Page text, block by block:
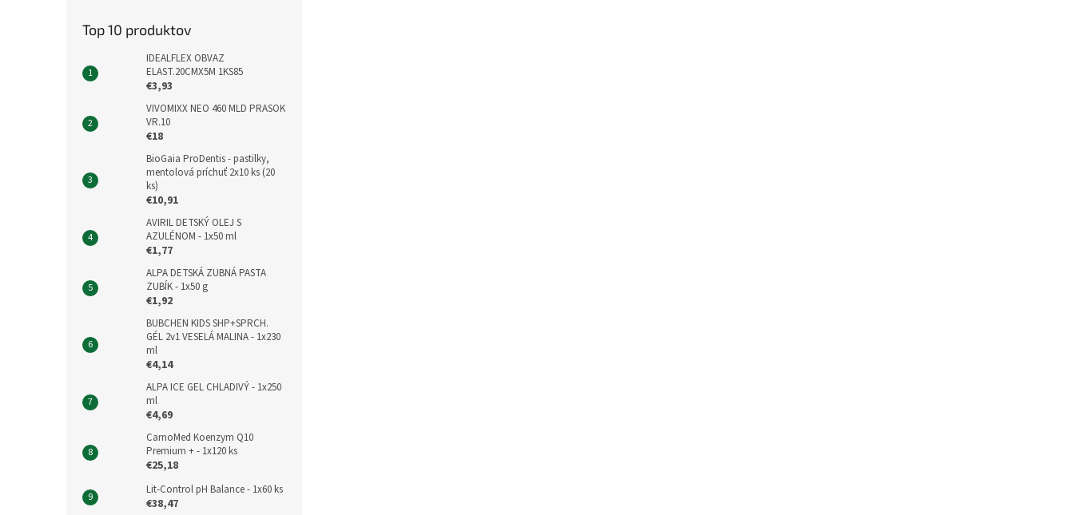
Top 10 produktov
IDEALFLEX OBVAZ
ELAST.20CMX5M 1KS85
€3,93
VIVOMIXX NEO 460 MLD PRASOK
VR.10
€18
BioGaia ProDentis - pastilky,
mentolová príchuť 2x10 ks (20
ks)
€10,91
AVIRIL DETSKÝ OLEJ S
AZULÉNOM - 1x50 ml
€1,77
ALPA DETSKÁ ZUBNÁ PASTA
ZUBÍK - 1x50 g
€1,92
BUBCHEN KIDS SHP+SPRCH.
GÉL 2v1 VESELÁ MALINA - 1x230
ml
€4,14
ALPA ICE GEL CHLADIVÝ - 1x250
ml
€4,69
CarnoMed Koenzym Q10
Premium + - 1x120 ks
€25,18
Lit-Control pH Balance - 1x60 ks
€38,47